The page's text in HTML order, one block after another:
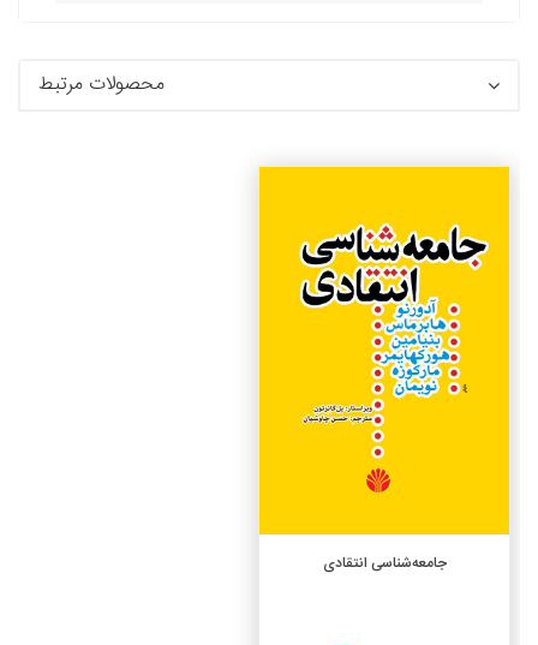
محصولات مرتبط
افزودن به سبد خرید
جامعه‌شناسی انتقادی